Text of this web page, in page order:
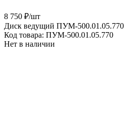
8 750 ₽/шт
Диск ведущий ПУМ-500.01.05.770
Код товара: ПУМ-500.01.05.770
Нет в наличии